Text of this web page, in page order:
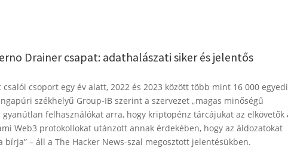
Drainer csapat: adathalászati siker és jelentős
csoport egy év alatt, 2022 és 2023 között több mint 16 000 egyedi
székhelyű Group-IB szerint a szervezet „magas minőségű
felhasználókat arra, hogy kriptopénz tárcájukat az elkövetők
Web3 protokollokat utánzott annak érdekében, hogy az áldozatokat
bírja” – áll a The Hacker News-szal megosztott jelentésükben.